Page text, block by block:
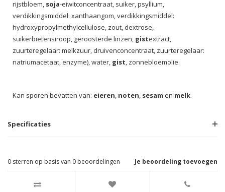
rijstbloem, soja-eiwitconcentraat, suiker, psyllium,
verdikkingsmiddel: xanthaangom, verdikkingsmiddel:
hydroxypropylmethylcellulose, zout, dextrose,
suikerbietensiroop, geroosterde linzen, gistextract,
zuurteregelaar: melkzuur, druivenconcentraat, zuurteregelaar:
natriumacetaat, enzyme), water, gist, zonnebloemolie.
Kan sporen bevatten van: eieren, noten, sesam en melk.
Specificaties
Je beoordeling toevoegen
0 sterren op basis van 0 beoordelingen